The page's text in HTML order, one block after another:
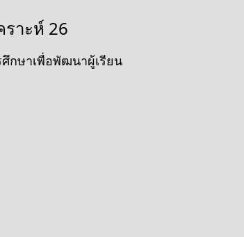
ราะห์ 26
ศึกษาเพื่อพัฒนาผู้เรียน